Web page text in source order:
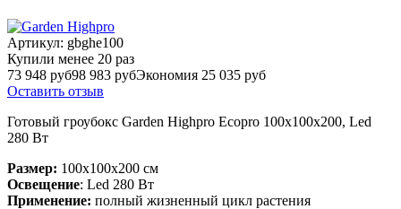
Артикул: gbghe100
Купили менее 20 раз
73 948 руб98 983 рубЭкономия 25 035 руб
Оставить отзыв
Готовый гроубокс Garden Highpro Ecopro 100х100x200, Led
280 Вт
Размер: 100х100x200 см
Освещение: Led 280 Вт
Применение: полный жизненный цикл растения